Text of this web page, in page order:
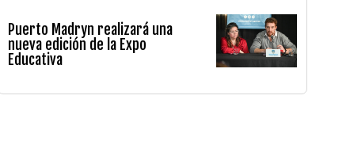
Puerto Madryn realizará una
nueva edición de la Expo
Educativa